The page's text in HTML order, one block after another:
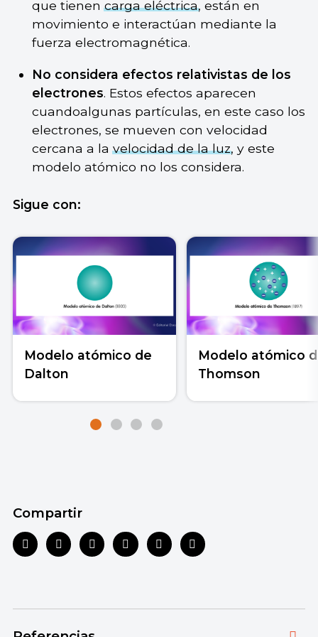
que tienencarga eléctrica, están en
movimiento e interactúan mediante la
fuerza electromagnética.
No considera efectos relativistas de los
electrones. Estos efectos aparecen
cuandoalgunas partículas, en este caso los
electrones, se mueven con velocidad
cercana a lavelocidad de la luz, y este
modelo atómico no los considera.
Sigue con:
Modelo atómico de
Dalton
Modelo atómico
Thomson
Compartir